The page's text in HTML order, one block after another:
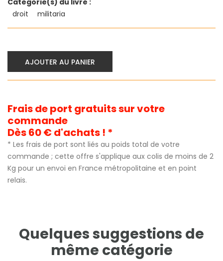
Categorie(s) du livre :
droit
militaria
AJOUTER AU PANIER
Frais de port gratuits sur votre
commande
Dès 60 € d'achats ! *
* Les frais de port sont liés au poids total de votre
commande ; cette offre s'applique aux colis de moins de 2
Kg pour un envoi en France métropolitaine et en point
relais.
Quelques suggestions de
même catégorie